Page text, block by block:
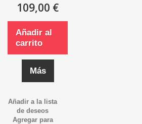
109,00 €
Añadir al
carrito
Más
Añadir a la lista
de deseos
Agregar para